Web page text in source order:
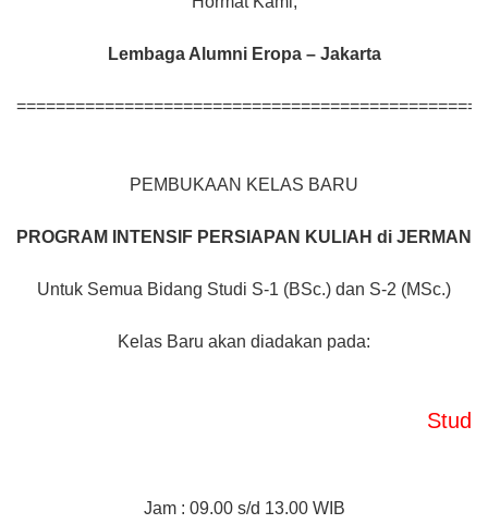
Lembaga Alumni Eropa – Jakarta
PEMBUKAAN KELAS BARU
PROGRAM INTENSIF PERSIAPAN KULIAH di JERMAN
Untuk Semua Bidang Studi S-1 (BSc.) dan S-2 (MSc.)
Kelas Baru akan diadakan pada:
Study
Jam : 09.00 s/d 13.00 WIB